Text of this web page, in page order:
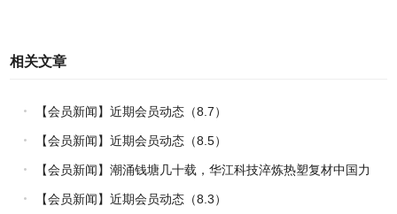
相关文章
【会员新闻】近期会员动态（8.7）
【会员新闻】近期会员动态（8.5）
【会员新闻】潮涌钱塘几十载，华江科技淬炼热塑复材中国力
量
【会员新闻】近期会员动态（8.3）